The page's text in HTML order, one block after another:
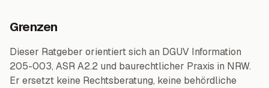
Grenzen
Dieser Ratgeber orientiert sich an DGUV Information
205-003, ASR A2.2 und baurechtlicher Praxis in NRW.
Er ersetzt keine Rechtsberatung, keine behördliche